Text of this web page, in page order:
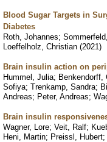
Blood Sugar Targets in
Diabetes
Roth, Johannes;
Loeffelholz, Christian (2021)
Brain insulin action on
Hummel, Julia; Benkendorff,
Sofiya; Trenkamp, Sandra;
Andreas; Peter, Andreas;
Brain insulin
Wagner, Lore; Veit, Ralf;
Heni, Martin; Preissl, Hubert;